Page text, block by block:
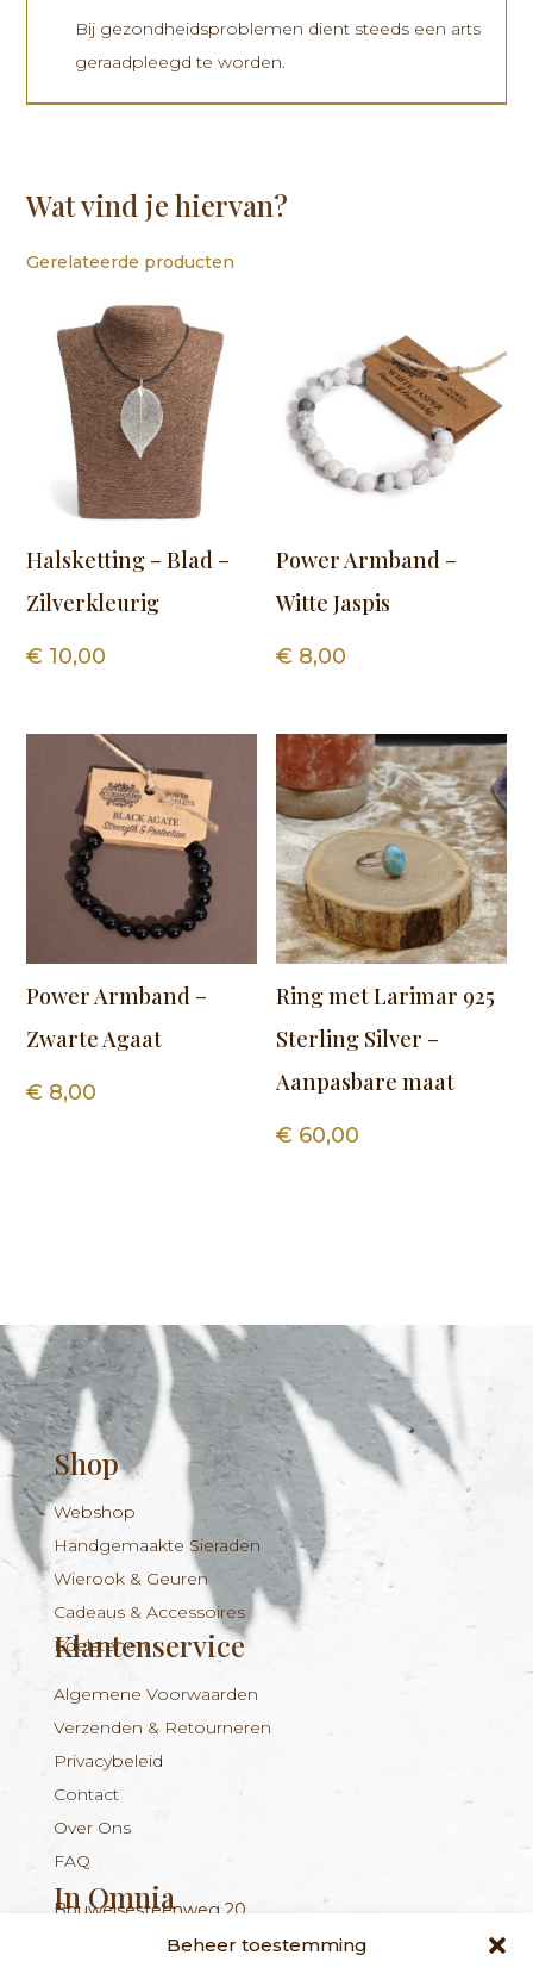
Beheer toestemming
Bij gezondheidsproblemen dient steeds een arts
geraadpleegd te worden.
Wat vind je hiervan?
Gerelateerde producten
Halsketting – Blad –
Zilverkleurig
€ 10,00
Power Armband –
Witte Jaspis
€ 8,00
Power Armband –
Zwarte Agaat
€ 8,00
Ring met Larimar 925
Sterling Silver –
Aanpasbare maat
€ 60,00
Shop
Webshop
Handgemaakte Sieraden
Wierook & Geuren
Cadeaus & Accessoires
Edelstenen
Klantenservice
Algemene Voorwaarden
Verzenden & Retourneren
Privacybeleid
Contact
Over Ons
FAQ
In Omnia
Bouwelsesteenweg 20
BE 1029.893.045
info@inomnia.be
+324 56 96 16 94
Nieuwsbrief